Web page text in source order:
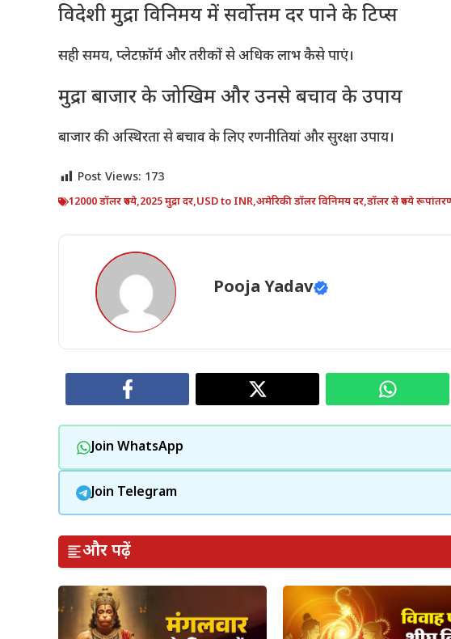
विदेशी मुद्रा विनिमय में सर्वोत्तम दर पाने के टिप्स
सही समय, प्लेटफ़ॉर्म और तरीकों से अधिक लाभ कैसे पाएं।
मुद्रा बाजार के जोखिम और उनसे बचाव के उपाय
बाजार की अस्थिरता से बचाव के लिए रणनीतियां और सुरक्षा उपाय।
Post Views: 173
12000 डॉलर रुपये,2025 मुद्रा दर,USD to INR,अमेरिकी डॉलर विनिमय दर,डॉलर से रुपये
Pooja Yadav
Join WhatsApp
Join Telegram
और पढ़ें